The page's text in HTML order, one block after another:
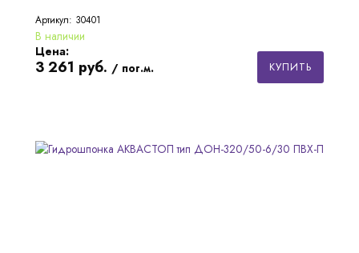
Артикул: 30401
В наличии
Цена:
3 261 руб. / пог.м. КУПИТЬ